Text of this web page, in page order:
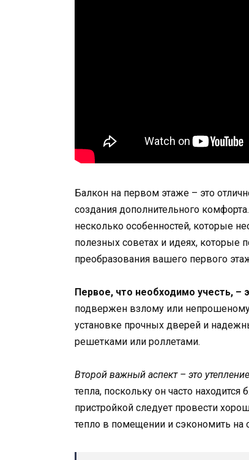
Балкон на первом этаже – это
создания дополнительного
несколько особенностей, которые
полезных советах и идеях, которые
преобразования вашего первого
Первое, что необходимо учесть, –
подвержен взлому или
установке прочных дверей и
решетками или роллетами.
Второй важный аспект – это утепление
тепла, поскольку он часто
пристройкой следует провести
тепло в помещении и сэкономить на